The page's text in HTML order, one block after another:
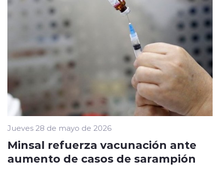
Jueves 28 de mayo de 2026
Minsal refuerza vacunación ante
aumento de casos de sarampión